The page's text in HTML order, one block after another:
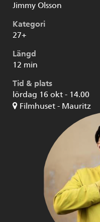
Jimmy Olsson
Kategori
27+
Längd
12 min
Tid & plats
lördag 16 okt - 14.00
Filmhuset - Mauritz